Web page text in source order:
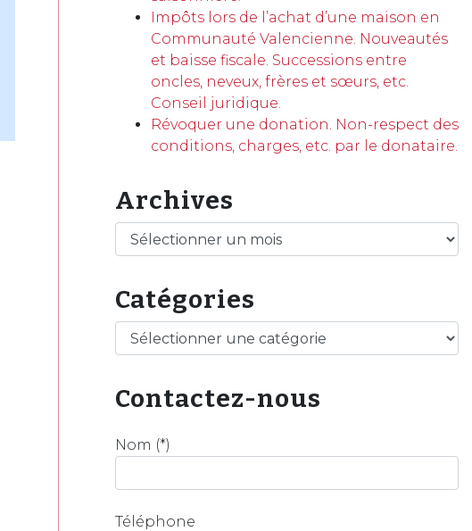
Impôts lors de l’achat d’une maison en
Communauté Valencienne. Nouveautés
et baisse fiscale. Successions entre
oncles, neveux, frères et sœurs, etc.
Conseil juridique.
Révoquer une donation. Non-respect des
conditions, charges, etc. par le donataire.
Archives
Archives
Catégories
Catégories
Contactez-nous
Nom (*)
Téléphone